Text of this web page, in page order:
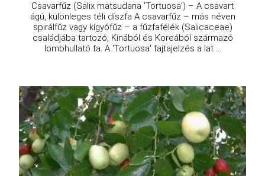
Csavarfűz (Salix matsudana 'Tortuosa') – A csavart
ágú, különleges téli díszfa A csavarfűz – más néven
spirálfűz vagy kígyófűz – a fűzfafélék (Salicaceae)
családjába tartozó, Kínából és Koreából származó
lombhullató fa. A 'Tortuosa' fajtajelzés a lat ...